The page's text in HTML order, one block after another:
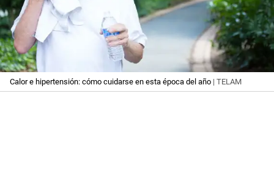
Calor e hipertensión: cómo cuidarse en esta época del año | TELAM